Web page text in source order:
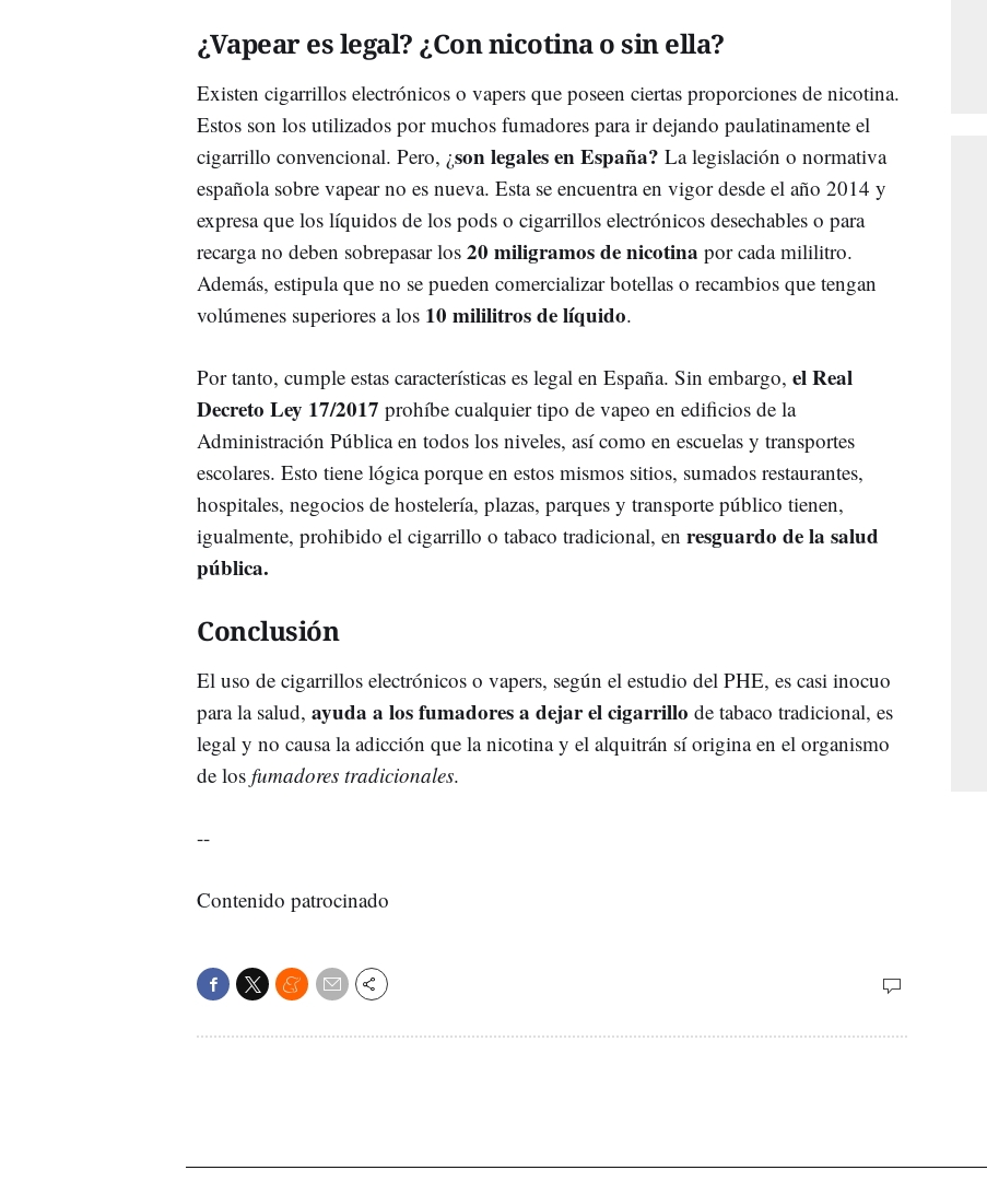
¿Vapear es legal? ¿Con nicotina o sin ella?
Existen cigarrillos electrónicos o vapers que poseen ciertas proporciones de nicotina.
Estos son los utilizados por muchos fumadores para ir dejando paulatinamente el
cigarrillo convencional. Pero, ¿son legales en España? La legislación o normativa
española sobre vapear no es nueva. Esta se encuentra en vigor desde el año 2014 y
expresa que los líquidos de los pods o cigarrillos electrónicos desechables o para
recarga no deben sobrepasar los 20 miligramos de nicotina por cada mililitro.
Además, estipula que no se pueden comercializar botellas o recambios que tengan
volúmenes superiores a los 10 mililitros de líquido.
Por tanto, cumple estas características es legal en España. Sin embargo, el Real
Decreto Ley 17/2017 prohíbe cualquier tipo de vapeo en edificios de la
Administración Pública en todos los niveles, así como en escuelas y transportes
escolares. Esto tiene lógica porque en estos mismos sitios, sumados restaurantes,
hospitales, negocios de hostelería, plazas, parques y transporte público tienen,
igualmente, prohibido el cigarrillo o tabaco tradicional, en resguardo de la salud
pública.
Conclusión
El uso de cigarrillos electrónicos o vapers, según el estudio del PHE, es casi inocuo
para la salud, ayuda a los fumadores a dejar el cigarrillo de tabaco tradicional, es
legal y no causa la adicción que la nicotina y el alquitrán sí origina en el organismo
de los fumadores tradicionales.
--
Contenido patrocinado